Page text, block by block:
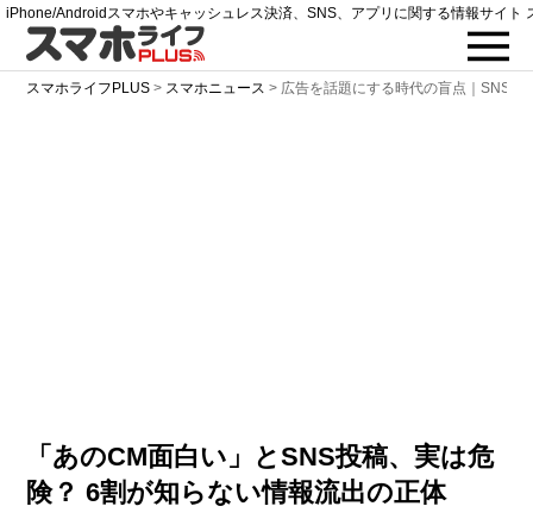
iPhone/Androidスマホやキャッシュレス決済、SNS、アプリに関する情報サイト
スマホライフPLUS > スマホニュース > 広告を話題にする時代の盲点｜SNSで
「あのCM面白い」とSNS投稿、実は危
険？ 6割が知らない情報流出の正体